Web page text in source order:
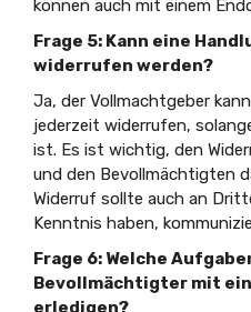
können auch mit einem
Frage 5: Kann eine
widerrufen werden?
Ja, der Vollmachtgeber
jederzeit widerrufen,
ist. Es ist wichtig, den
und den Bevollmächtigten
Widerruf sollte auch an
Kenntnis haben,
Frage 6: Welche
Bevollmächtigter mit
erledigen?